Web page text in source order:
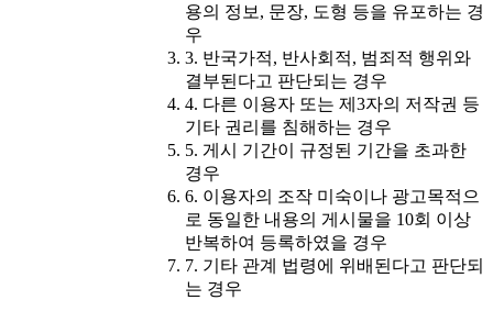
용의 정보, 문장, 도형 등을 유포하는 경
우
3. 반국가적, 반사회적, 범죄적 행위와
결부된다고 판단되는 경우
4. 다른 이용자 또는 제3자의 저작권 등
기타 권리를 침해하는 경우
5. 게시 기간이 규정된 기간을 초과한
경우
6. 이용자의 조작 미숙이나 광고목적으
로 동일한 내용의 게시물을 10회 이상
반복하여 등록하였을 경우
7. 기타 관계 법령에 위배된다고 판단되
는 경우